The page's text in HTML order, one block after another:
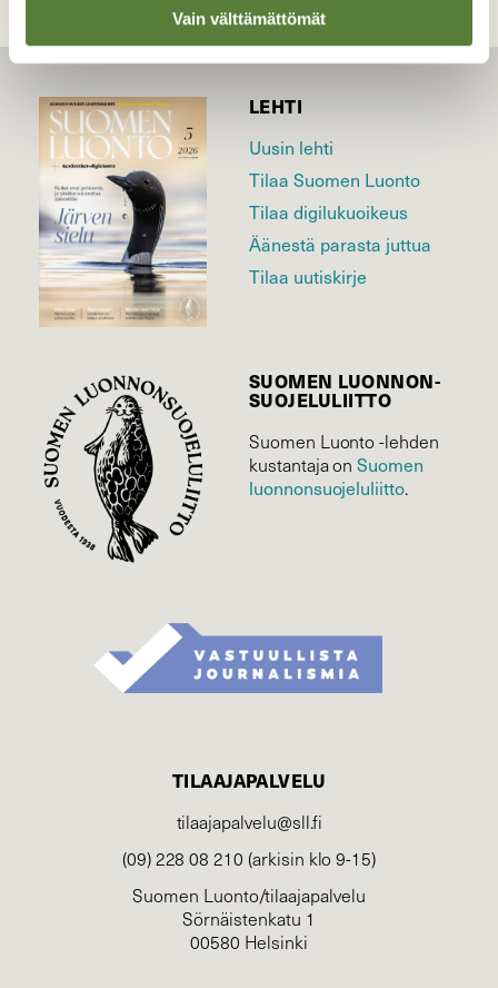
Vain välttämättömät
LEHTI
Uusin lehti
Tilaa Suomen Luonto
Tilaa digilukuoikeus
Äänestä parasta juttua
Tilaa uutiskirje
SUOMEN LUONNON­
SUOJELU­LIITTO
Suomen Luonto -lehden
kustantaja onSuomen
luonnonsuojelu­liitto.
TILAAJAPALVELU
tilaajapalvelu@sll.fi
(09) 228 08 210 (arkisin klo 9-15)
Suomen Luonto/tilaajapalvelu
Sörnäistenkatu 1
00580 Helsinki